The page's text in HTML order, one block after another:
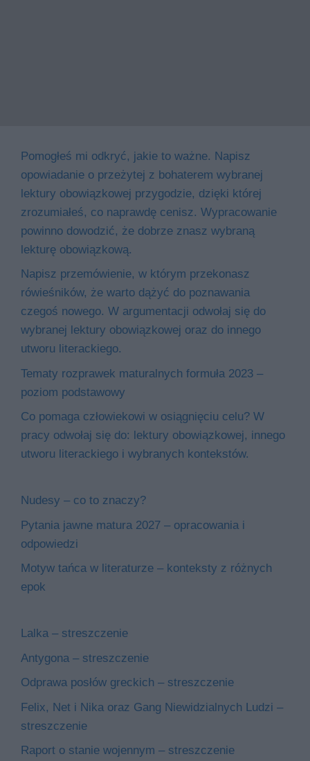
Pomogłeś mi odkryć, jakie to ważne. Napisz
opowiadanie o przeżytej z bohaterem wybranej
lektury obowiązkowej przygodzie, dzięki której
zrozumiałeś, co naprawdę cenisz. Wypracowanie
powinno dowodzić, że dobrze znasz wybraną
lekturę obowiązkową.
Napisz przemówienie, w którym przekonasz
rówieśników, że warto dążyć do poznawania
czegoś nowego. W argumentacji odwołaj się do
wybranej lektury obowiązkowej oraz do innego
utworu literackiego.
Tematy rozprawek maturalnych formuła 2023 –
poziom podstawowy
Co pomaga człowiekowi w osiągnięciu celu? W
pracy odwołaj się do: lektury obowiązkowej, innego
utworu literackiego i wybranych kontekstów.
Nudesy – co to znaczy?
Pytania jawne matura 2027 – opracowania i
odpowiedzi
Motyw tańca w literaturze – konteksty z różnych
epok
Lalka – streszczenie
Antygona – streszczenie
Odprawa posłów greckich – streszczenie
Felix, Net i Nika oraz Gang Niewidzialnych Ludzi –
streszczenie
Raport o stanie wojennym – streszczenie